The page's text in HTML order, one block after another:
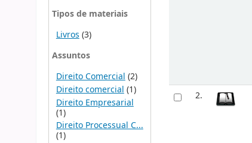
Tipos de materiais
Livros (3)
Assuntos
Direito Comercial (2)
Direito comercial (1)
Direito Empresarial
(1)
Direito Processual C...
(1)
2.